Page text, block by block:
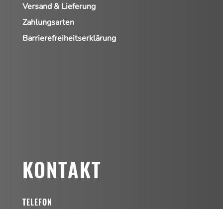
Versand & Lieferung
Zahlungsarten
Barrierefreiheitserklärung
KONTAKT
TELEFON